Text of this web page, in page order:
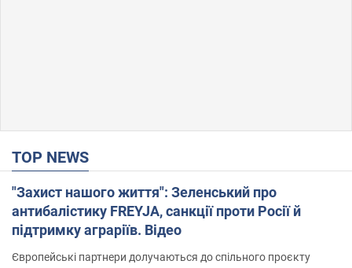
TOP NEWS
"Захист нашого життя": Зеленський про
антибалістику FREYJA, санкції проти Росії й
підтримку аграріїв. Відео
Європейські партнери долучаються до спільного проєкту